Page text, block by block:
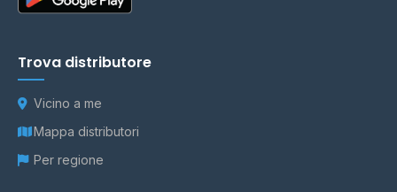
Trova distributore
Vicino a me
Mappa distributori
Per regione